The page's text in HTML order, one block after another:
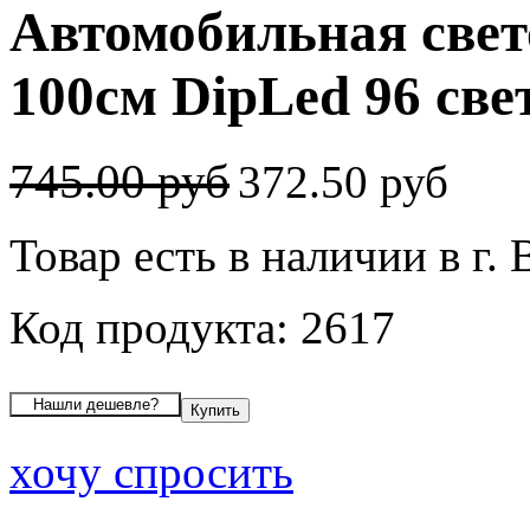
Автомобильная
100см DipLed 96
745.00 руб372.50 руб
Товар есть в наличии в г.
Код продукта: 2617
хочу спросить